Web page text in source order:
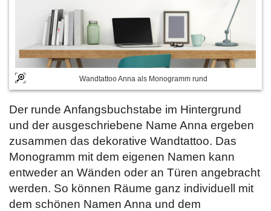
Wandtattoo Anna als Monogramm rund
Der runde Anfangsbuchstabe im Hintergrund
und der ausgeschriebene Name Anna ergeben
zusammen das dekorative Wandtattoo. Das
Monogramm mit dem eigenen Namen kann
entweder an Wänden oder an Türen angebracht
werden. So können Räume ganz individuell mit
dem schönen Namen Anna und dem